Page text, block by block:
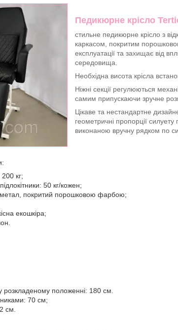
Педикюрне крісло
стильне педикюрне крісло з
каркасом, покритим
експлуатації та захищає від
середовища.
Необхідна висота крісла
Ніжні секції регулюються
самим припускаючи зручне
Цікаве та нестандартне
геометричні пропорції
виконаною вручну рядком по
кг;
50 кг/кожен;
покритий порошковою фарбою;
екошкіра;
розкладеному положенні: 180 см.
70 см;
см.